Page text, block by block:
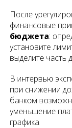
После
финансовые
бюджета:
установите
выделите часть
В интервью
при снижении
банком
уменьшение
графика.